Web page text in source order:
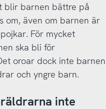
blir barnen bättre på
om, även om barnen är
För mycket
ska bli för
oroar dock inte barnen
och yngre barn.
inte